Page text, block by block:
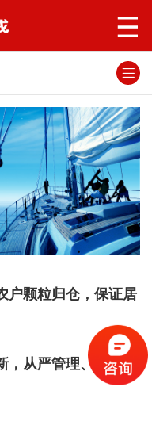
户颗粒归仓，保证居
，从严管理、争创先